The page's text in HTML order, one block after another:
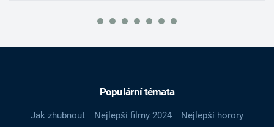
Populární témata
Jak zhubnout Nejlepší filmy 2024
Nejlepší horory